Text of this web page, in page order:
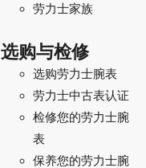
劳力士家族
选购与检修
选购劳力士腕表
劳力士中古表认证
检修您的劳力士腕
表
保养您的劳力士腕